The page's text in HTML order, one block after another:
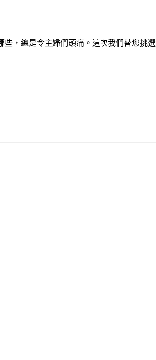
些，總是令主婦們頭痛。這次我們替您挑選